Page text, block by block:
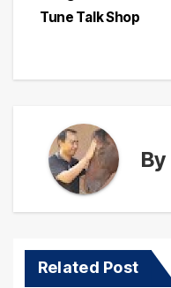
Tune Talk Shop
By
Related Post